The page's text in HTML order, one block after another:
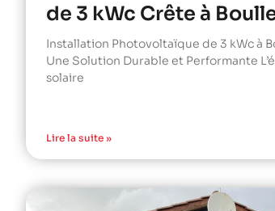
de 3 kWc Crête à
Installation Photovoltaïque de 3 kWc à
Une Solution Durable et Performante
solaire
Lire la suite »